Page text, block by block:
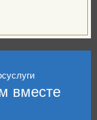
вместе